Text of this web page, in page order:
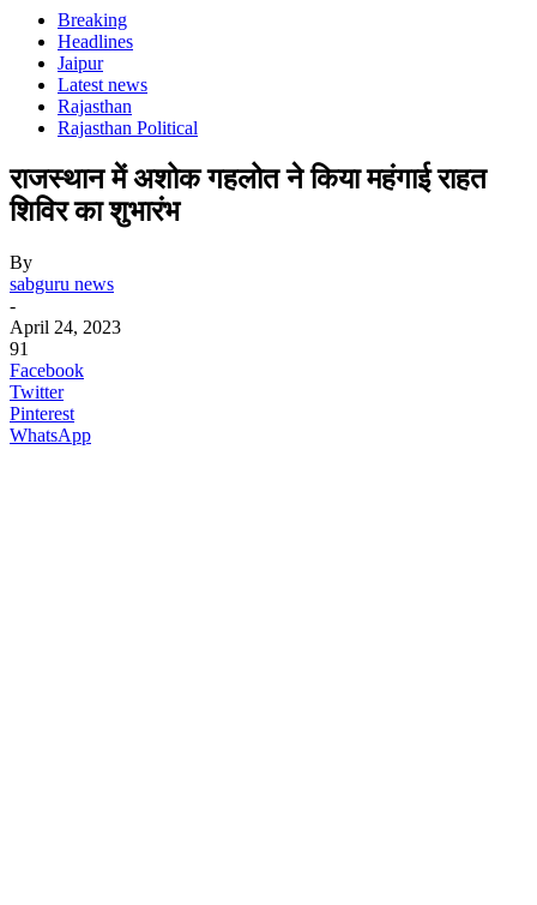
Breaking
Headlines
Jaipur
Latest news
Rajasthan
Rajasthan Political
राजस्थान में अशोक गहलोत ने किया महंगाई राहत
शिविर का शुभारंभ
By
sabguru news
-
April 24, 2023
91
Facebook
Twitter
Pinterest
WhatsApp